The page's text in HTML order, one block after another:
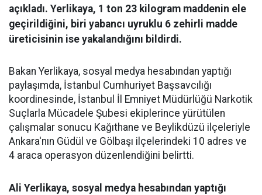
açıkladı. Yerlikaya, 1 ton 23 kilogram maddenin ele
geçirildiğini, biri yabancı uyruklu 6 zehirli madde
üreticisinin ise yakalandığını bildirdi.
Bakan Yerlikaya, sosyal medya hesabından yaptığı
paylaşımda, İstanbul Cumhuriyet Başsavcılığı
koordinesinde, İstanbul İl Emniyet Müdürlüğü Narkotik
Suçlarla Mücadele Şubesi ekiplerince yürütülen
çalışmalar sonucu Kağıthane ve Beylikdüzü ilçeleriyle
Ankara'nın Güdül ve Gölbaşı ilçelerindeki 10 adres ve
4 araca operasyon düzenlendiğini belirtti.
Ali Yerlikaya, sosyal medya hesabından yaptığı